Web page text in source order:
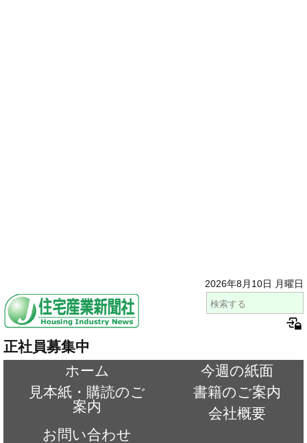
2026年8月10日 月曜日
正社員募集中
ホーム
今週の紙面
見本紙・購読のご
案内
書籍のご案内
会社概要
お問い合わせ